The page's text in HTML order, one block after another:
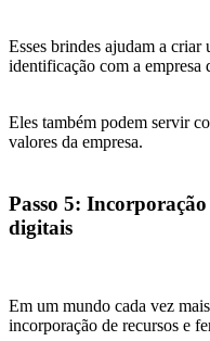
Esses brindes ajudam a
identificação com a empresa
Eles também podem servir
valores da empresa.
Passo 5:
digitais
Em um mundo cada vez
incorporação de recursos e